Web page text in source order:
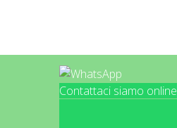
Contattaci siamo online